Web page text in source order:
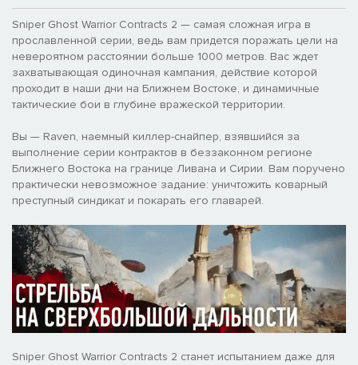
Sniper Ghost Warrior Contracts 2 — самая сложная игра в
прославленной серии, ведь вам придется поражать цели на
невероятном расстоянии больше 1000 метров. Вас ждет
захватывающая одиночная кампания, действие которой
проходит в наши дни на Ближнем Востоке, и динамичные
тактические бои в глубине вражеской территории.
Вы — Raven, наемный киллер-снайпер, взявшийся за
выполнение серии контрактов в беззаконном регионе
Ближнего Востока на границе Ливана и Сирии. Вам поручено
практически невозможное задание: уничтожить коварный
преступный синдикат и покарать его главарей.
Sniper Ghost Warrior Contracts 2 станет испытанием даже для